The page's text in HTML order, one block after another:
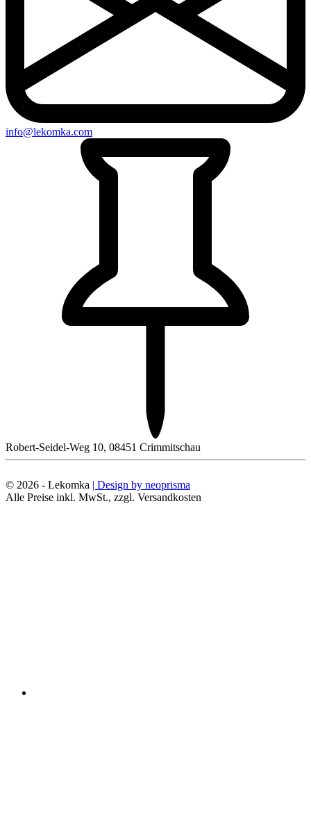
info@lekomka.com
Robert-Seidel-Weg 10, 08451 Crimmitschau
© 2026 - Lekomka | Design by neoprisma
Alle Preise inkl. MwSt., zzgl. Versandkosten